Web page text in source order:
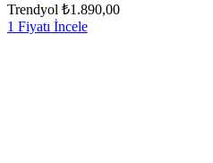
Trendyol ₺1.890,00
1 Fiyatı İncele